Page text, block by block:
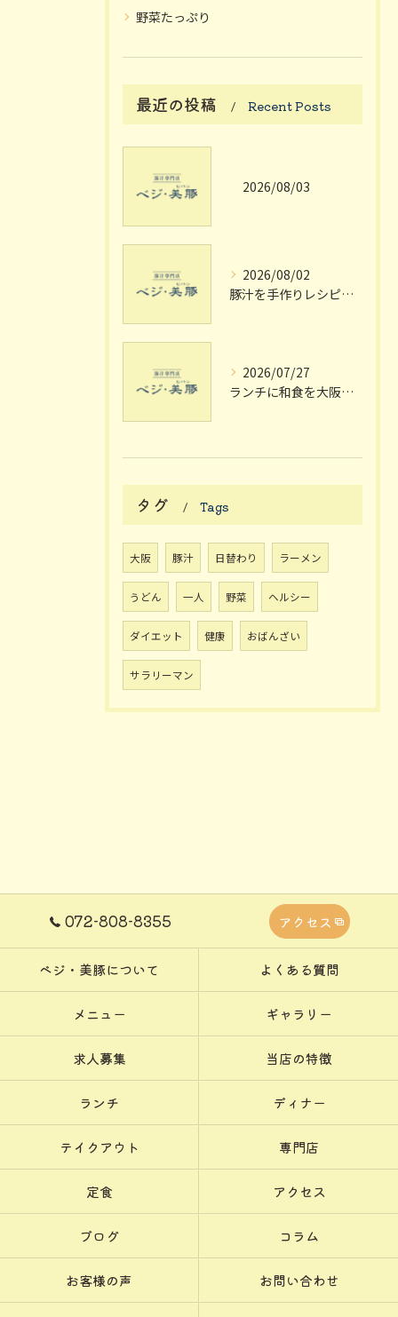
野菜たっぷり
最近の投稿 Recent Posts
2026/08/03
2026/08/02
豚汁を手作りレシピで極める大阪府枚方市宗谷流の失敗しない家庭の味
2026/07/27
ランチに和食を大阪府枚方市で楽しむ個室や駅近のおしゃれスポット完全ガイド
タグ Tags
大阪 豚汁 日替わり ラーメン
うどん 一人 野菜 ヘルシー
ダイエット 健康 おばんざい
サラリーマン
072-808-8355 アクセス
ベジ・美豚について よくある質問
メニュー ギャラリー
求人募集 当店の特徴
ランチ ディナー
テイクアウト 専門店
定食 アクセス
ブログ コラム
お客様の声 お問い合わせ